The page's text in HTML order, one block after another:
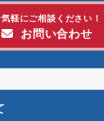
気軽にご相談ください！
お問い合わせ